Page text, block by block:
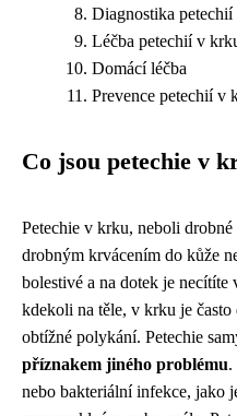
Diagnostika
Léčba petechií v
Domácí léčba
Prevence petechií v
Co jsou petechie v
Petechie v krku, neboli
drobným krvácením do kůže
bolestivé a na dotek je
kdekoli na těle, v krku je
obtížné polykání. Petechie
příznakem jiného problému.
nebo bakteriální infekce, jako